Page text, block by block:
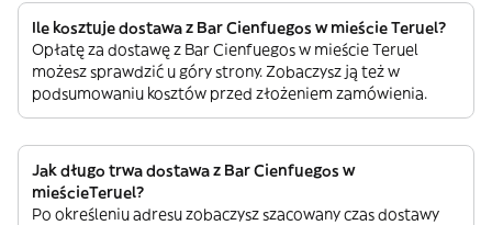
Ile kosztuje dostawa z Bar Cienfuegos w mieście Teruel?
Opłatę za dostawę z Bar Cienfuegos w mieście Teruel
możesz sprawdzić u góry strony. Zobaczysz ją też w
podsumowaniu kosztów przed złożeniem zamówienia.
Jak długo trwa dostawa z Bar Cienfuegos w
mieścieTeruel?
Po określeniu adresu zobaczysz szacowany czas dostawy